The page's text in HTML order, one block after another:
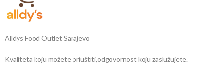
Alldys Food Outlet Sarajevo
Kvaliteta koju možete priuštiti,odgovornost koju zaslužujete.